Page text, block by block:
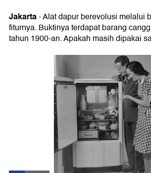
Jakarta- Alat dapur berevolusi melalui
fiturnya. Buktinya terdapat barang
tahun 1900-an. Apakah masih dipakai